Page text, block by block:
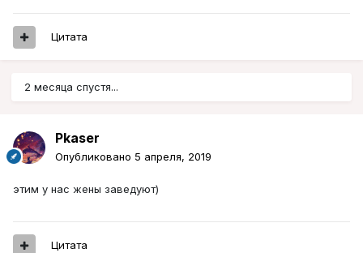
Цитата
2 месяца спустя...
Pkaser
Опубликовано 5 апреля, 2019
этим у нас жены заведуют)
Цитата